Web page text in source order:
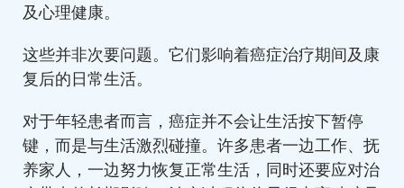
及心理健康。
这些并非次要问题。它们影响着癌症治疗期间及康
复后的日常生活。
对于年轻患者而言，癌症并不会让生活按下暂停
键，而是与生活激烈碰撞。许多患者一边工作、抚
养家人，一边努力恢复正常生活，同时还要应对治